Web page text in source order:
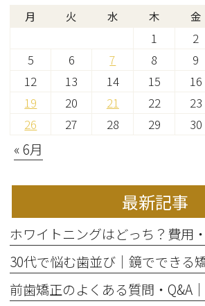
月 火 水 木 金
1 2
5
6 7 8 9
12
13 14 15 16
19
20 21 22 23
26
27 28 29 30
« 6月
最新記事